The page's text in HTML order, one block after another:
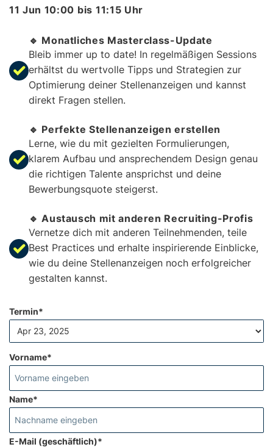
11 Jun 10:00 bis 11:15 Uhr
🔹 Monatliches Masterclass-Update
Bleib immer up to date! In regelmäßigen Sessions
erhältst du wertvolle Tipps und Strategien zur
Optimierung deiner Stellenanzeigen und kannst
direkt Fragen stellen.
🔹 Perfekte Stellenanzeigen erstellen
Lerne, wie du mit gezielten Formulierungen,
klarem Aufbau und ansprechendem Design genau
die richtigen Talente ansprichst und deine
Bewerbungsquote steigerst.
🔹 Austausch mit anderen Recruiting-Profis
Vernetze dich mit anderen Teilnehmenden, teile
Best Practices und erhalte inspirierende Einblicke,
wie du deine Stellenanzeigen noch erfolgreicher
gestalten kannst.
Termin*
Vorname*
Name*
E-Mail (geschäftlich)*